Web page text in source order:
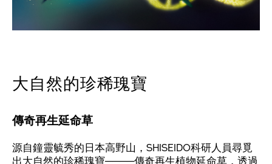
大自然的珍稀瑰寶
傳奇再生延命草
源自鐘靈毓秀的日本高野山，SHISEIDO科研人員尋覓
出大自然的珍稀瑰寶────傳奇再生植物延命草，透過